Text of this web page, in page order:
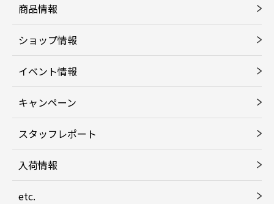
商品情報
ショップ情報
イベント情報
キャンペーン
スタッフレポート
入荷情報
etc.